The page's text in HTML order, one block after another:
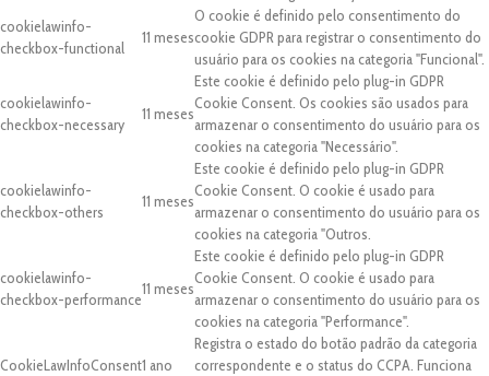
cookielawinfo-
checkbox-functional
11 meses
O cookie é definido pelo consentimento do
cookie GDPR para registrar o consentimento do
usuário para os cookies na categoria "Funcional".
cookielawinfo-
checkbox-necessary
11 meses
Este cookie é definido pelo plug-in GDPR
Cookie Consent. Os cookies são usados para
armazenar o consentimento do usuário para os
cookies na categoria "Necessário".
cookielawinfo-
checkbox-others
11 meses
Este cookie é definido pelo plug-in GDPR
Cookie Consent. O cookie é usado para
armazenar o consentimento do usuário para os
cookies na categoria "Outros.
cookielawinfo-
checkbox-performance
11 meses
Este cookie é definido pelo plug-in GDPR
Cookie Consent. O cookie é usado para
armazenar o consentimento do usuário para os
cookies na categoria "Performance".
CookieLawInfoConsent1 ano
Registra o estado do botão padrão da categoria
correspondente e o status do CCPA. Funciona